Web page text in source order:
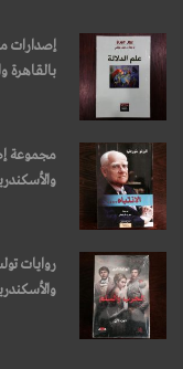
إصدارات
بالقاهرة
مجموعة
روايات